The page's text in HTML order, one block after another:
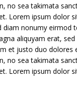
no sea takimata
Lorem ipsum dolor
diam nonumy eirmod
aliquyam erat,
et justo duo dolores
no sea takimata
Lorem ipsum dolor